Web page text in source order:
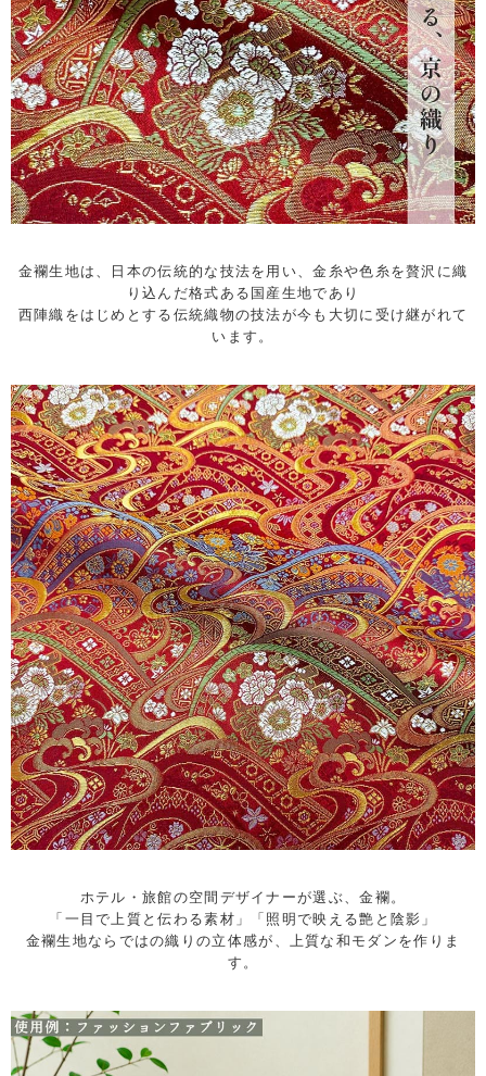
金襴生地は、日本の伝統的な技法を用い、金糸や色糸を贅沢に織
り込んだ格式ある国産生地であり
西陣織をはじめとする伝統織物の技法が今も大切に受け継がれて
います。
ホテル・旅館の空間デザイナーが選ぶ、金襴。
「一目で上質と伝わる素材」「照明で映える艶と陰影」
金襴生地ならではの織りの立体感が、上質な和モダンを作りま
す。